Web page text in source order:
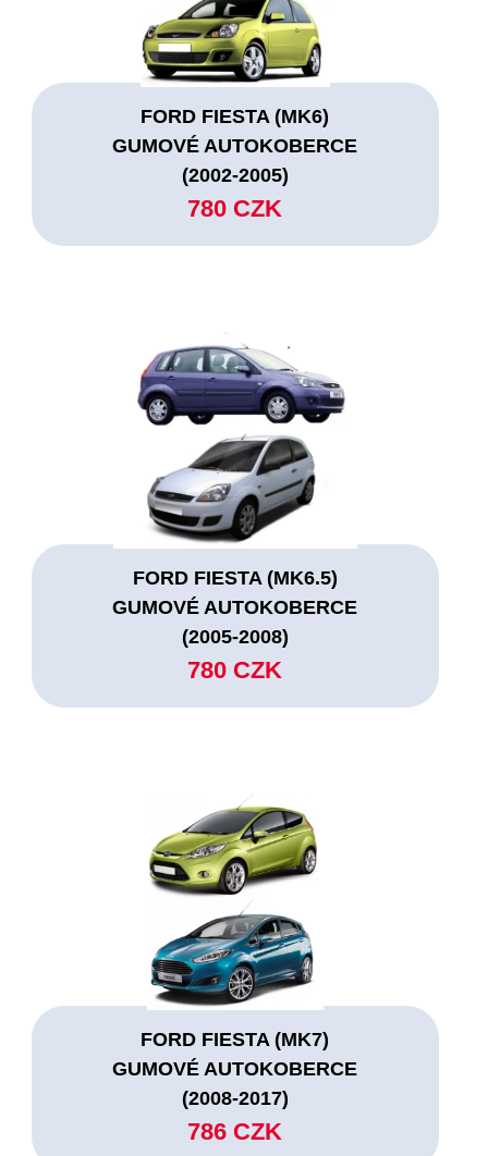
FORD FIESTA (MK6)
GUMOVÉ AUTOKOBERCE
(2002-2005)
780 CZK
FORD FIESTA (MK6.5)
GUMOVÉ AUTOKOBERCE
(2005-2008)
780 CZK
FORD FIESTA (MK7)
GUMOVÉ AUTOKOBERCE
(2008-2017)
786 CZK